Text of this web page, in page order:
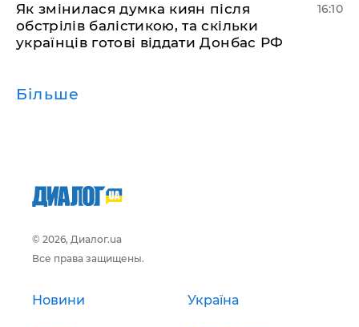
Як змінилася думка киян після
обстрілів балістикою, та скільки
українців готові віддати Донбас РФ
16:10
Більше
© 2026, Диалог.ua
Все права защищены.
Новини Україна